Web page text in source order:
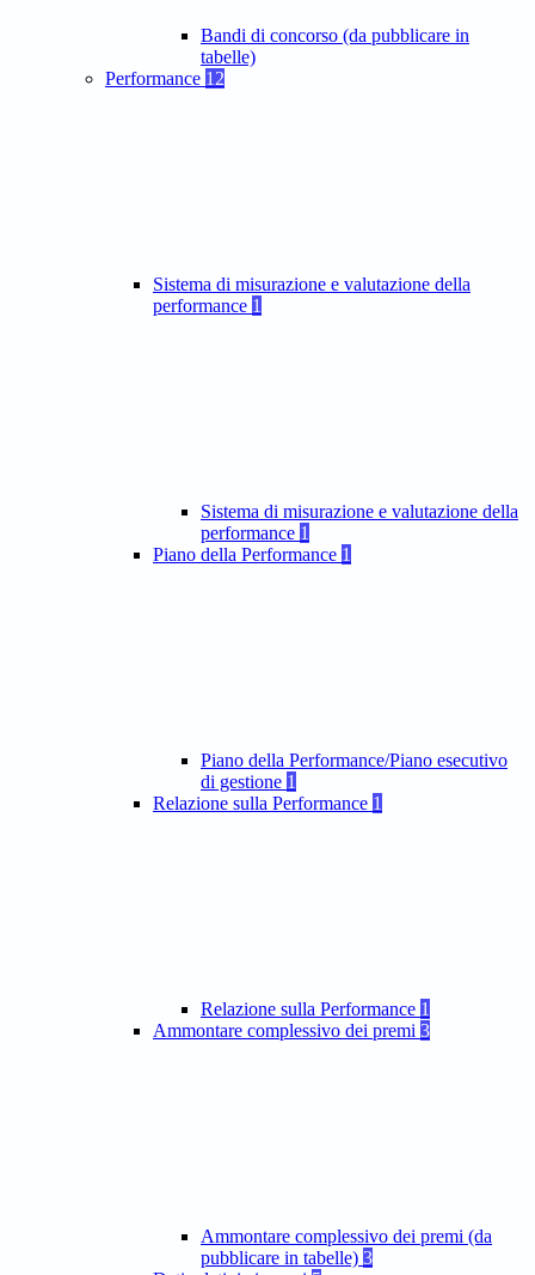
Bandi di concorso (da pubblicare in
tabelle)
Performance 12
Sistema di misurazione e valutazione della
performance 1
Sistema di misurazione e valutazione della
performance 1
Piano della Performance 1
Piano della Performance/Piano esecutivo
di gestione 1
Relazione sulla Performance 1
Relazione sulla Performance 1
Ammontare complessivo dei premi 3
Ammontare complessivo dei premi (da
pubblicare in tabelle) 3